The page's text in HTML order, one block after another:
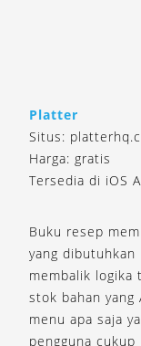
Platter
Situs:
Harga: gratis
Tersedia di iOS
Buku resep
yang
membalik logika
stok bahan yang
menu apa saja
pengguna